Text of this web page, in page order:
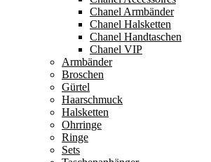
Chanel Armbänder
Chanel Halsketten
Chanel Handtaschen
Chanel VIP
Armbänder
Broschen
Gürtel
Haarschmuck
Halsketten
Ohrringe
Ringe
Sets